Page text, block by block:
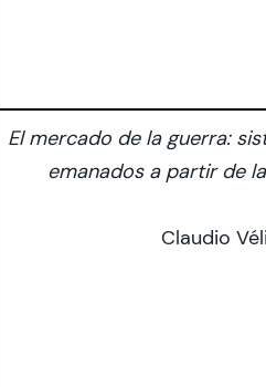
El mercado de la guerra:
emanados a partir de
Claudio